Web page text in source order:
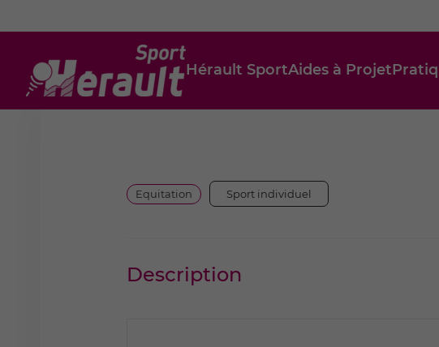
Hérault SportAides à Projet
Equitation Sport individuel
Description